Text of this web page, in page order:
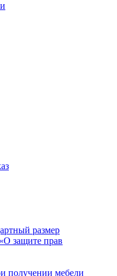
размер
защите прав
получении мебели